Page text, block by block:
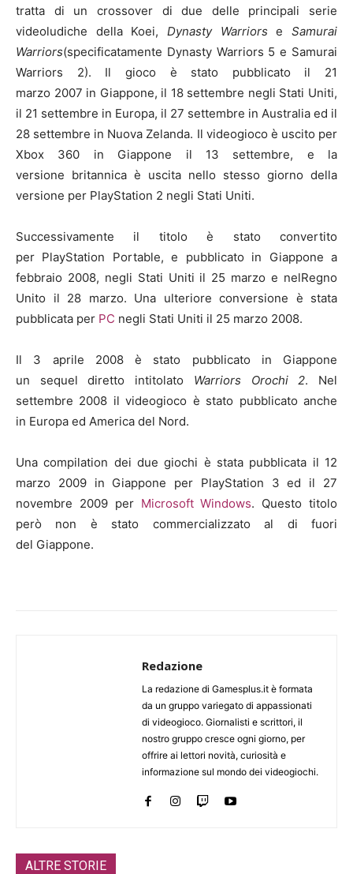
tratta di un crossover di due delle principali serie
videoludiche della Koei, Dynasty Warriors eSamurai
Warriors(specificatamente Dynasty Warriors 5 e Samurai
Warriors 2). Il gioco è stato pubblicato il 21
marzo 2007 in Giappone, il 18 settembre negli Stati Uniti,
il 21 settembre in Europa, il 27 settembre in Australia ed il
28 settembre in Nuova Zelanda. Il videogioco è uscito per
Xbox 360 in Giappone il 13 settembre, e la
versione britannica è uscita nello stesso giorno della
versione per PlayStation 2 negli Stati Uniti.
Successivamente il titolo è stato convertito
per PlayStation Portable, e pubblicato in Giappone a
febbraio 2008, negli Stati Uniti il 25 marzo e nelRegno
Unito il 28 marzo. Una ulteriore conversione è stata
pubblicata per PC negli Stati Uniti il 25 marzo 2008.
Il 3 aprile 2008 è stato pubblicato in Giappone
un sequel diretto intitolato Warriors Orochi 2. Nel
settembre 2008 il videogioco è stato pubblicato anche
in Europa ed America del Nord.
Una compilation dei due giochi è stata pubblicata il 12
marzo 2009 in Giappone per PlayStation 3 ed il 27
novembre 2009 per Microsoft Windows. Questo titolo
però non è stato commercializzato al di fuori
del Giappone.
Redazione
La redazione di Gamesplus.it è formata
da un gruppo variegato di appassionati
di videogioco. Giornalisti e scrittori, il
nostro gruppo cresce ogni giorno, per
offrire ai lettori novità, curiosità e
informazione sul mondo dei videogiochi.
ALTRE STORIE